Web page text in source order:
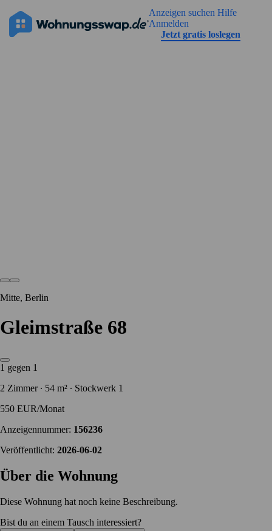
Anzeigen suchen Hilfe
Anmelden
Jetzt gratis loslegen
Die Anzeige hat noch keine Bilder
Straßenansicht
Mitte, Berlin
Gleimstraße 68
1 gegen 1
2 Zimmer ∙ 54 m² ∙ Stockwerk 1
550 EUR/Monat
Anzeigennummer: 156236
Veröffentlicht: 2026-06-02
Über die Wohnung
Diese Wohnung hat noch keine Beschreibung.
Bist du an einem Tausch interessiert?